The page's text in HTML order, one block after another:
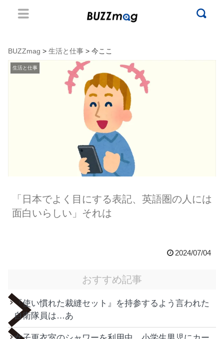
BUZZmag > 生活と仕事 > 今ここ
生活と仕事
「日本でよく目にする表記、英語圏の人には
面白いらしい」それは
2024/07/04
おすすめ記事
『使い慣れた裁縫セット』を持参するよう言われた
自衛隊員は…あ